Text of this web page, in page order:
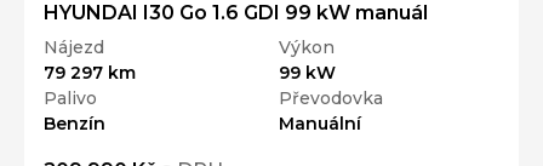
HYUNDAI I30 Go 1.6 GDI 99 kW manuál
Nájezd
79 297 km
Výkon
99 kW
Palivo
Benzín
Převodovka
Manuální